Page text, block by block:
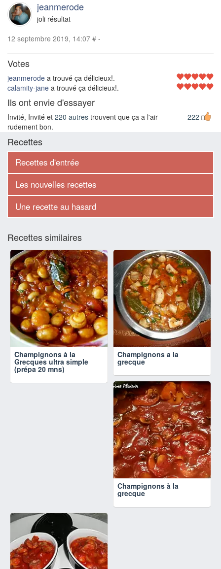
jeanmerode
joli résultat
12 septembre 2019, 14:07 # -
Votes
jeanmerode a trouvé ça délicieux!.
calamity-jane a trouvé ça délicieux!.
Ils ont envie d'essayer
222
Invité, Invité et 220 autres trouvent que ça a l'air
rudement bon.
Recettes
Recettes d'entrée
Les nouvelles recettes
Une recette au hasard
Recettes similaires
Champignons à la
Grecques ultra simple
(prépa 20 mns)
Champignons a la
grecque
Champignons à la
grecque